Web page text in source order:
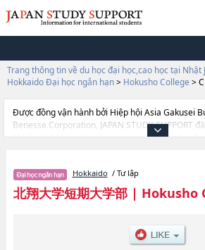
Trang thông tin về du học đại học,cao học tại Nhật
Hokkaido Đại học ngắn hạn> Hokusho College >
Được đồng vận hành bởi Hiệp hội Asia Gakusei
Benesse Corporation, JAPAN STUDY SUPPORT
khoảng 1.300 trường đại học, cao học, trường
thiết dành cho du học sinh, như là về các Ngành
tin về từng ngành học, thông tin liên quan đến thi
tuyển sinh, số lượng trúng tuyển, cở sở trang
Hokkaido / Tư lập
北翔大学短期大学部| Hokusho